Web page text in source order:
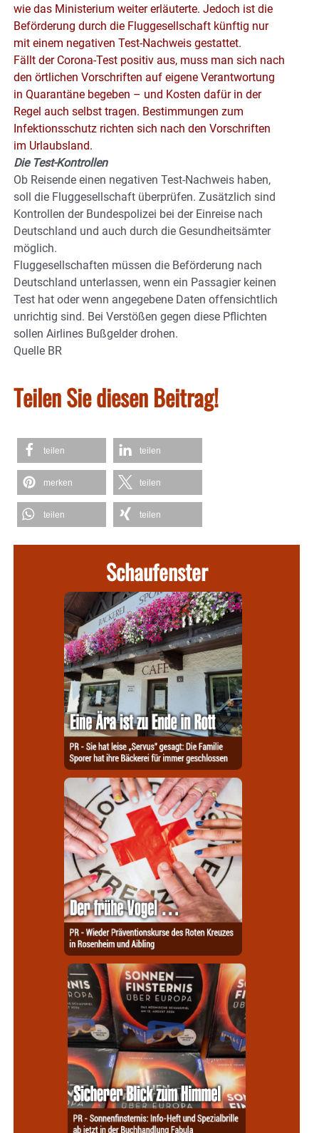
wie das Ministerium weiter erläuterte. Jedoch ist die
Beförderung durch die Fluggesellschaft künftig nur
mit einem negativen Test-Nachweis gestattet.
Fällt der Corona-Test positiv aus, muss man sich nach
den örtlichen Vorschriften auf eigene Verantwortung
in Quarantäne begeben – und Kosten dafür in der
Regel auch selbst tragen. Bestimmungen zum
Infektionsschutz richten sich nach den Vorschriften
im Urlaubsland.
Die Test-Kontrollen
Ob Reisende einen negativen Test-Nachweis haben,
soll die Fluggesellschaft überprüfen. Zusätzlich sind
Kontrollen der Bundespolizei bei der Einreise nach
Deutschland und auch durch die Gesundheitsämter
möglich.
Fluggesellschaften müssen die Beförderung nach
Deutschland unterlassen, wenn ein Passagier keinen
Test hat oder wenn angegebene Daten offensichtlich
unrichtig sind. Bei Verstößen gegen diese Pflichten
sollen Airlines Bußgelder drohen.
Quelle BR
Teilen Sie diesen Beitrag!
teilen teilen
merken teilen
teilen teilen
Schaufenster